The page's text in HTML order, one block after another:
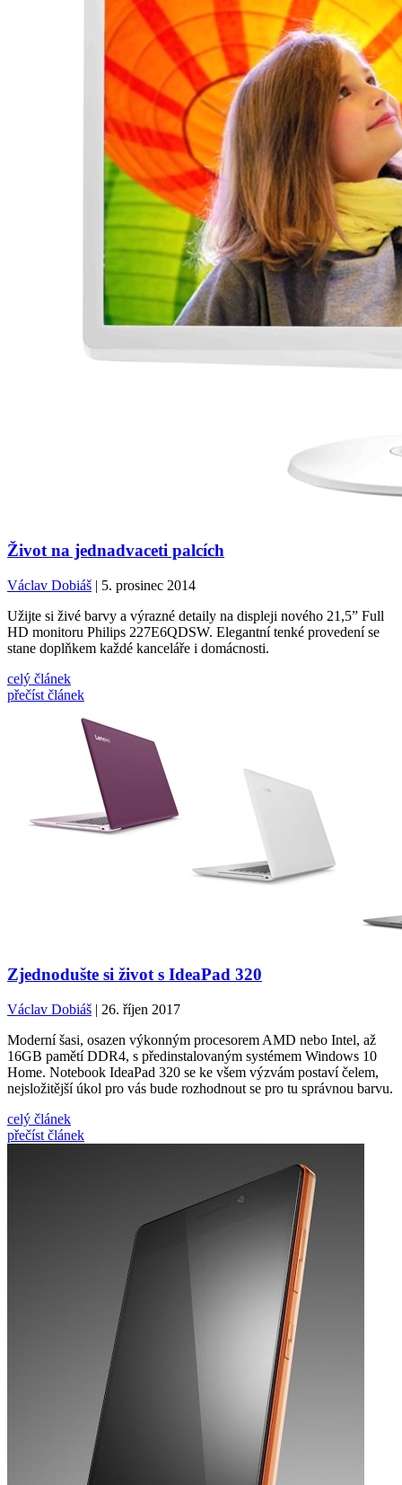
Život na jednadvaceti palcích
Václav Dobiáš | 5. prosinec 2014
Užijte si živé barvy a výrazné detaily na displeji nového 21,5” Full
HD monitoru Philips 227E6QDSW. Elegantní tenké provedení se
stane doplňkem každé kanceláře i domácnosti.
celý článek
přečíst článek
Zjednodušte si život s IdeaPad 320
Václav Dobiáš | 26. říjen 2017
Moderní šasi, osazen výkonným procesorem AMD nebo Intel, až
16GB pamětí DDR4, s předinstalovaným systémem Windows 10
Home. Notebook IdeaPad 320 se ke všem výzvám postaví čelem,
nejsložitější úkol pro vás bude rozhodnout se pro tu správnou barvu.
celý článek
přečíst článek